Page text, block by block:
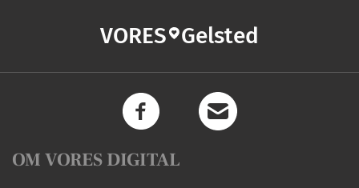
VORES Gelsted
OM VORES DIGITAL